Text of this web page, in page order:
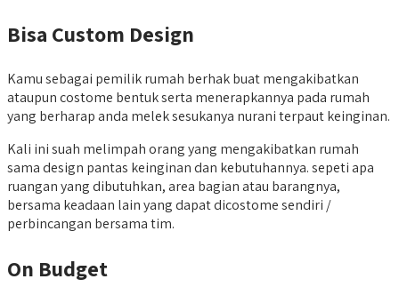
Bisa Custom Design
Kamu sebagai pemilik rumah berhak buat mengakibatkan
ataupun costome bentuk serta menerapkannya pada rumah
yang berharap anda melek sesukanya nurani terpaut keinginan.
Kali ini suah melimpah orang yang mengakibatkan rumah
sama design pantas keinginan dan kebutuhannya. sepeti apa
ruangan yang dibutuhkan, area bagian atau barangnya,
bersama keadaan lain yang dapat dicostome sendiri /
perbincangan bersama tim.
On Budget